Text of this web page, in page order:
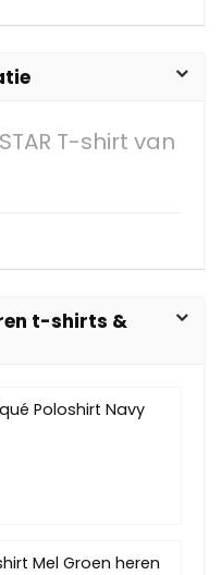
T-shirt van
t-shirts &
Poloshirt Navy
Mel Groen heren